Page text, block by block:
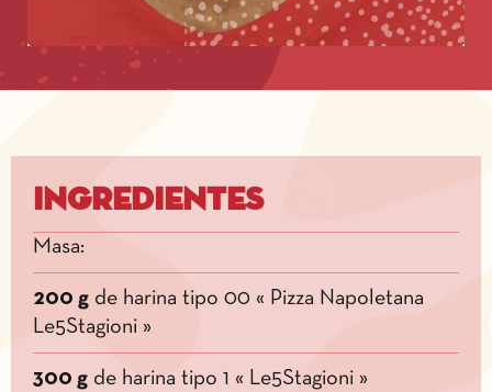
Ingredientes
Masa:
200 g de harina tipo 00 « Pizza Napoletana
Le5Stagioni »
300 g de harina tipo 1 « Le5Stagioni »